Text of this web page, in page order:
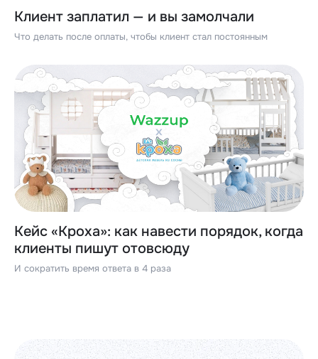
Клиент заплатил — и вы замолчали
Что делать после оплаты, чтобы клиент стал постоянным
Кейс «Кроха»: как навести порядок, когда
клиенты пишут отовсюду
И сократить время ответа в 4 раза